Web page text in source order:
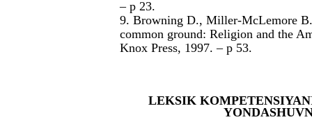
– p 23.
9. Browning D., Miller-McLemore
common ground: Religion and the
Knox Press, 1997. – p 53.
LEKSIK